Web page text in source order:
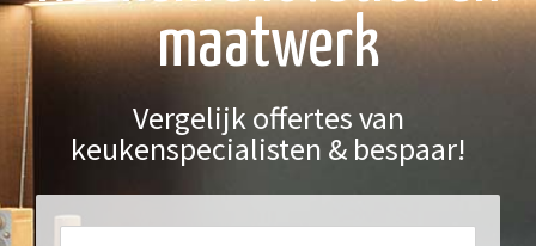
maatwerk
Vergelijk offertes van
keukenspecialisten & bespaar!